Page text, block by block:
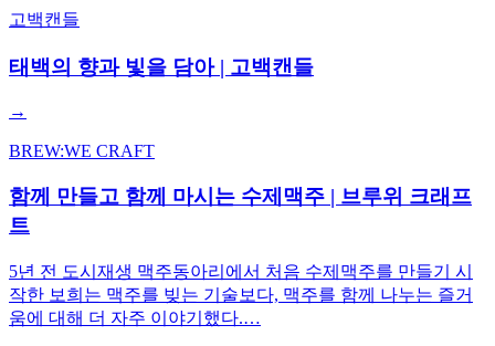
고백캔들
태백의 향과 빛을 담아 | 고백캔들
→
BREW:WE CRAFT
함께 만들고 함께 마시는 수제맥주 | 브루위 크래프
트
5년 전 도시재생 맥주동아리에서 처음 수제맥주를 만들기 시
작한 보희는 맥주를 빚는 기술보다, 맥주를 함께 나누는 즐거
움에 대해 더 자주 이야기했다.…